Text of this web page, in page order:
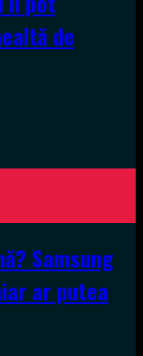
de
Samsung
ar putea